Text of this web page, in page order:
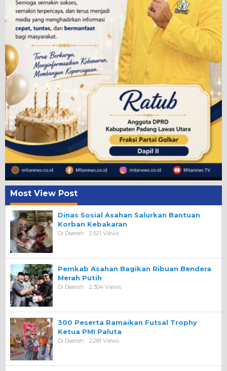
Most View Post
Dinas Sosial Asahan Salurkan Bantuan
Korban Kebakaran
Di Daerah 2,521 Views
Pemkab Asahan Bagikan Ribuan Bendera
Merah Putih
Di Daerah 2,304 Views
300 Peserta Ramaikan Futsal Trophy
Ketua PMI Paluta
Di Daerah 2,281 Views